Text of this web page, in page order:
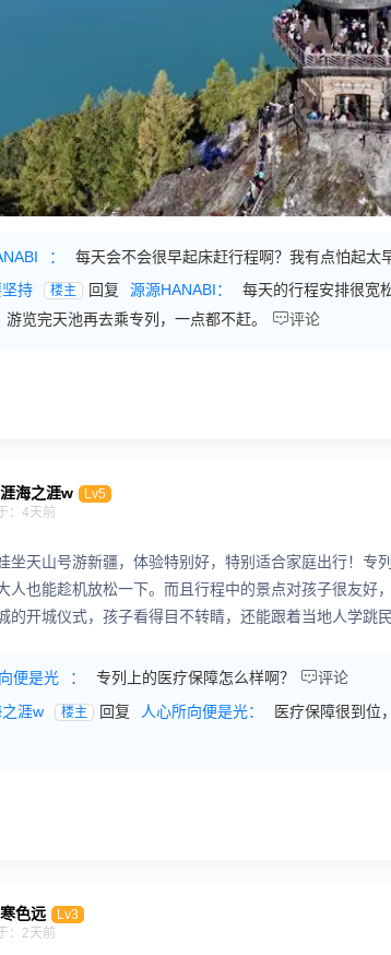
： 每天会不会很早起床赶行程啊？我有点怕起太
持
楼主 回复 源源HANABI：
每天的行程安排很宽
游览完天池再去乘专列，一点都不赶。
评论
海之涯w
Lv5
：4天前
坐天山号游新疆，体验特别好，特别适合家庭出行！专
人也能趁机放松一下。而且行程中的景点对孩子很友
的开城仪式，孩子看得目不转睛，还能跟着当地人学跳民
便是光 ： 专列上的医疗保障怎么样啊？ 评论
涯w
楼主 回复 人心所向便是光： 医疗保障很到位
色远
Lv3
：2天前